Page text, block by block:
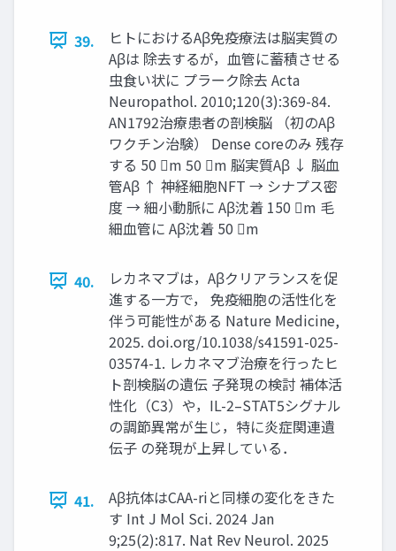
39.
ヒトにおけるAβ免疫療法は脳実質の
Aβは 除去するが，血管に蓄積させる
虫食い状に プラーク除去 Acta
Neuropathol. 2010;120(3):369-84.
AN1792治療患者の剖検脳 （初のAβ
ワクチン治験） Dense coreのみ 残存
する 50 m 50 m 脳実質Aβ ↓ 脳血
管Aβ ↑ 神経細胞NFT → シナプス密
度 → 細小動脈に Aβ沈着 150 m 毛
細血管に Aβ沈着 50 m
40.
レカネマブは，Aβクリアランスを促
進する一方で， 免疫細胞の活性化を
伴う可能性がある Nature Medicine,
2025. doi.org/10.1038/s41591-025-
03574-1. レカネマブ治療を行ったヒ
ト剖検脳の遺伝 子発現の検討 補体活
性化（C3）や，IL-2–STAT5シグナル
の調節異常が生じ，特に炎症関連遺
伝子 の発現が上昇している．
41.
Aβ抗体はCAA-riと同様の変化をきた
す Int J Mol Sci. 2024 Jan
9;25(2):817. Nat Rev Neurol. 2025